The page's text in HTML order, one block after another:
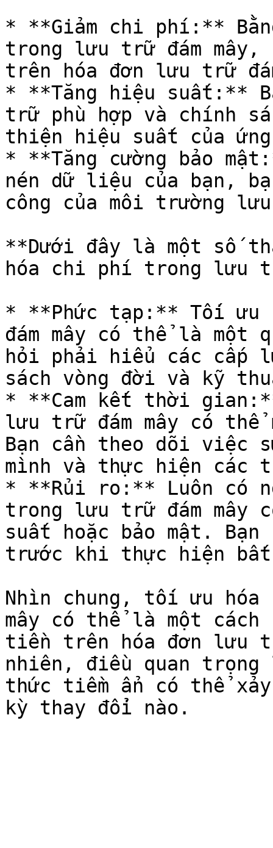
* **Giảm chi phí:**
trong lưu trữ đám
trên hóa đơn lưu trữ
* **Tăng hiệu suất:**
trữ phù hợp và chính
thiện hiệu suất của
* **Tăng cường bảo
nén dữ liệu của bạn,
công của môi trường
**Dưới đây là một số
hóa chi phí trong lưu
* **Phức tạp:** Tối
đám mây có thể là
hỏi phải hiểu các cấp
sách vòng đời và kỹ
* **Cam kết thời
lưu trữ đám mây có
Bạn cần theo dõi việc
mình và thực hiện
* **Rủi ro:** Luôn có
trong lưu trữ đám mây
suất hoặc bảo mật.
trước khi thực hiện
Nhìn chung, tối ưu
mây có thể là một
tiền trên hóa đơn lưu
nhiên, điều quan trọng
thức tiềm ẩn có thể